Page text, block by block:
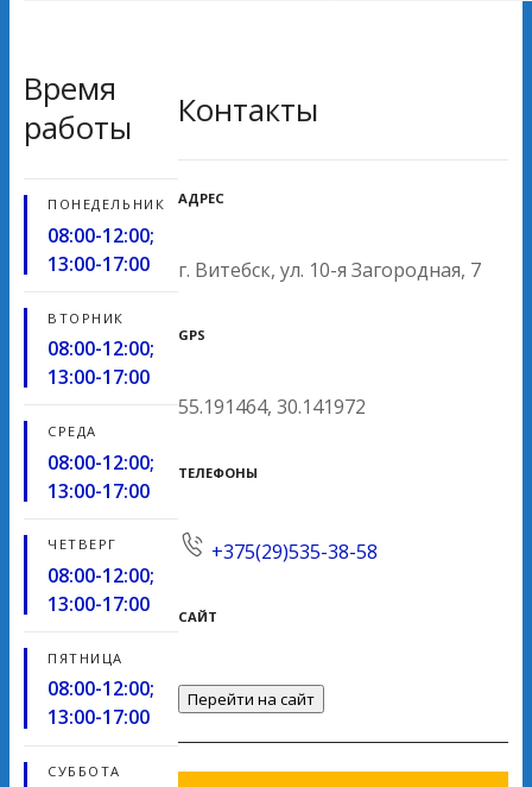
Время
работы
ПОНЕДЕЛЬНИК
08:00-12:00;
13:00-17:00
ВТОРНИК
08:00-12:00;
13:00-17:00
СРЕДА
08:00-12:00;
13:00-17:00
ЧЕТВЕРГ
08:00-12:00;
13:00-17:00
ПЯТНИЦА
08:00-12:00;
13:00-17:00
СУББОТА
Контакты
АДРЕС
г. Витебск, ул. 10-я Загородная, 7
GPS
55.191464, 30.141972
ТЕЛЕФОНЫ
+375(29)535-38-58
САЙТ
Перейти на сайт